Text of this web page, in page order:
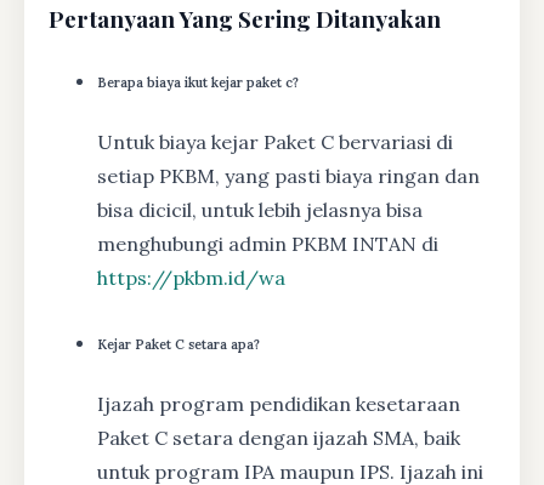
Pertanyaan Yang Sering Ditanyakan
Berapa biaya ikut kejar paket c?
Untuk biaya kejar Paket C bervariasi di
setiap PKBM, yang pasti biaya ringan dan
bisa dicicil, untuk lebih jelasnya bisa
menghubungi admin PKBM INTAN di
https://pkbm.id/wa
Kejar Paket C setara apa?
Ijazah program pendidikan kesetaraan
Paket C setara dengan ijazah SMA, baik
untuk program IPA maupun IPS. Ijazah ini